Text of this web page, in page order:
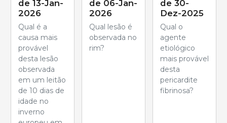
de 13-Jan-
2026
Qual é a
causa mais
provável
desta lesão
observada
em um leitão
de 10 dias de
idade no
inverno
de 06-Jan-
2026
Qual lesão é
observada no
rim?
de 30-
Dez-2025
Qual o
agente
etiológico
mais provável
desta
pericardite
fibrinosa?